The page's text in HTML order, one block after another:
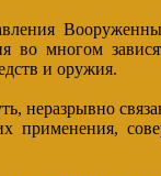
во многом
и оружия.
неразрывно